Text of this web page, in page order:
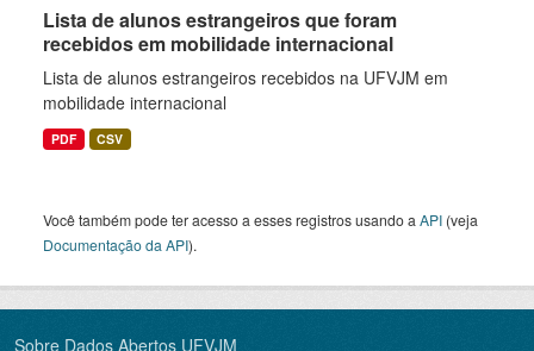
Lista de alunos estrangeiros que foram
recebidos em mobilidade internacional
Lista de alunos estrangeiros recebidos na UFVJM em
mobilidade internacional
PDF CSV
Você também pode ter acesso a esses registros usando a API (veja
Documentação da API).
Sobre Dados Abertos UFVJM